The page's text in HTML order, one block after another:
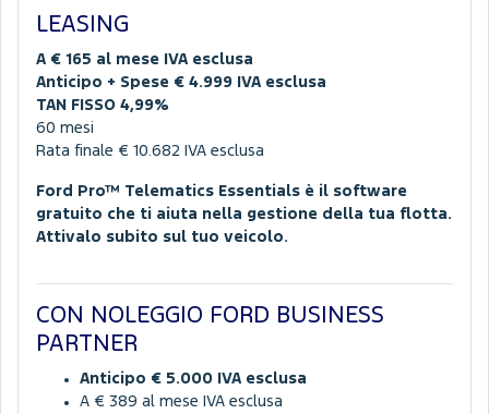
LEASING
A € 165 al mese IVA esclusa
Anticipo + Spese € 4.999 IVA esclusa
TAN FISSO 4,99%
60 mesi
Rata finale € 10.682 IVA esclusa
Ford Pro™ Telematics Essentials è il software
gratuito che ti aiuta nella gestione della tua flotta.
Attivalo subito sul tuo veicolo.
CON NOLEGGIO FORD BUSINESS
PARTNER
Anticipo € 5.000 IVA esclusa
A € 389 al mese IVA esclusa